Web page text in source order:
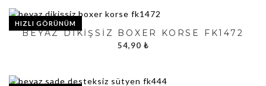
HIZLI GÖRÜNÜM
BEYAZ DIKIŞSIZ BOXER KORSE FK1472
54,90 ₺